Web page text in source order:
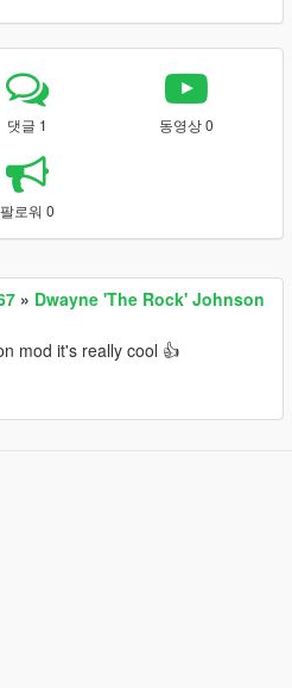
댓글 1 동영상 0
팔로워 0
» Dwayne 'The Rock' Johnson
mod it's really cool 👍